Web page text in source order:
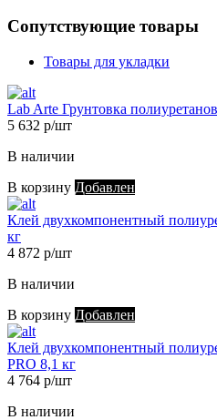
Сопутствующие товары
Товары для укладки
Lab Arte Грунтовка
5 632 р/шт
В наличии
В корзину Добавлен
Клей двухкомпонентный
кг
4 872 р/шт
В наличии
В корзину Добавлен
Клей двухкомпонентный
PRO 8,1 кг
4 764 р/шт
В наличии